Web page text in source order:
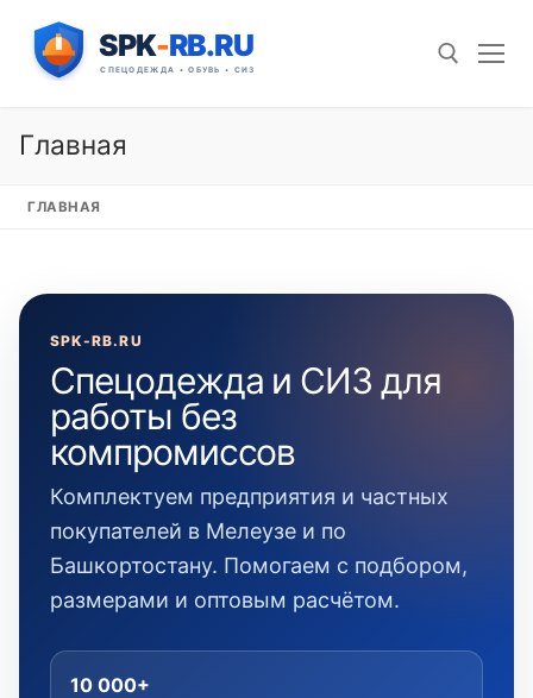
содержимому
Главная
ГЛАВНАЯ
SPK-RB.RU
Спецодежда и СИЗ для
работы без
компромиссов
Комплектуем предприятия и частных
покупателей в Мелеузе и по
Башкортостану. Помогаем с подбором,
размерами и оптовым расчётом.
10 000+